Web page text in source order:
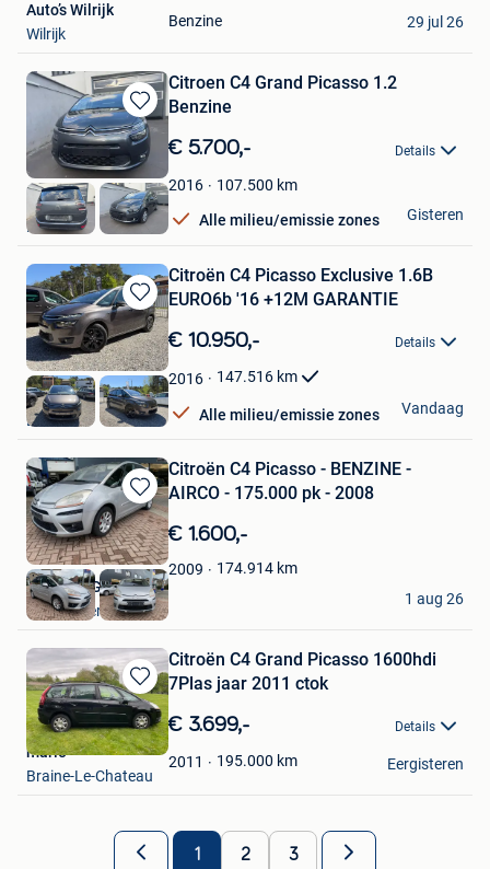
FavorietenBenzine
Auto’s Wilrijk
Wilrijk
29 jul 26
Bewaren
in
Mijn
Favorieten
Citroen C4 Grand Picasso 1.2
Benzine
€ 5.700,- Details
2016 107.500 km
Alle milieu/emissie zones
BT CARS
Lier
Gisteren
Bewaren
in
Mijn
Favorieten
Citroën C4 Picasso Exclusive 1.6B
EURO6b '16 +12M GARANTIE
€ 10.950,- Details
2016 147.516 km
Alle milieu/emissie zones
NTW Cars
Balen
Vandaag
Bewaren
in
Mijn
Favorieten
Citroën C4 Picasso - BENZINE -
AIRCO - 175.000 pk - 2008
€ 1.600,-
2009 174.914 km
AG GARAGE
Steenokkerzeel
1 aug 26
Bewaren
in
Mijn
Favorieten
Citroën C4 Grand Picasso 1600hdi
7Plas jaar 2011 ctok
€ 3.699,- Details
2011 195.000 km
mario
Braine-Le-Chateau
Eergisteren
1 2 3